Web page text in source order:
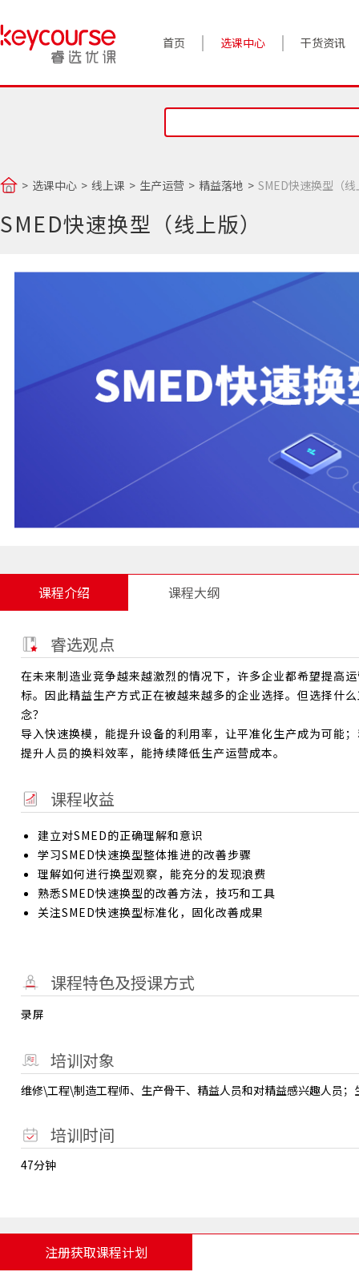
首页 选课中心 干货资讯
案例实践
对话高管
选课中心 线上课 生产运营 精益落地 SMED快速换型（
SMED快速换型（线上版）
课程介绍 课程大纲
睿选观点
在未来制造业竞争越来越激烈的情况下，许多企业都希望提高
标。因此精益生产方式正在被越来越多的企业选择。但选择什
念？
导入快速换模，能提升设备的利用率，让平准化生产成为可能
提升人员的换料效率，能持续降低生产运营成本。
课程收益
建立对SMED的正确理解和意识
学习SMED快速换型整体推进的改善步骤
理解如何进行换型观察，能充分的发现浪费
熟悉SMED快速换型的改善方法，技巧和工具
关注SMED快速换型标准化，固化改善成果
课程特色及授课方式
录屏
培训对象
维修\工程\制造工程师、生产骨干、精益人员和对精益感兴趣人员
培训时间
47分钟
注册获取课程计划